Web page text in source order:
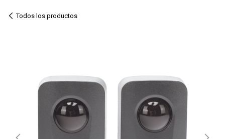
Todos los productos